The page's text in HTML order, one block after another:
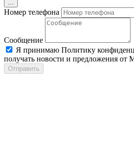
Номер телефона
Сообщение
Я принимаю Политику
получать новости и предложения от
Отправить